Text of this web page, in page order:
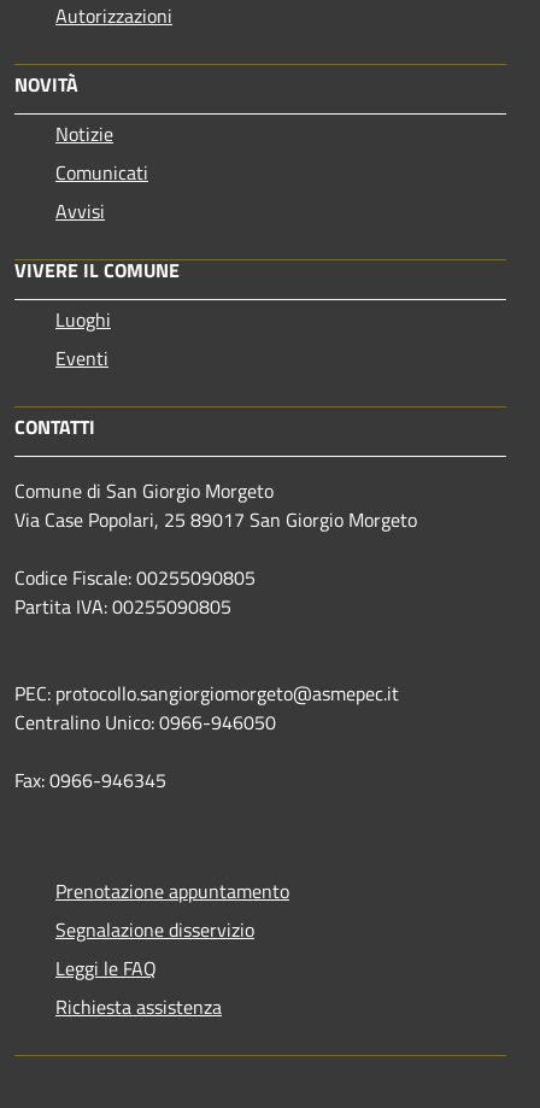
Autorizzazioni
NOVITÀ
Notizie
Comunicati
Avvisi
VIVERE IL COMUNE
Luoghi
Eventi
CONTATTI
Comune di San Giorgio Morgeto
Via Case Popolari, 25 89017 San Giorgio Morgeto
Codice Fiscale: 00255090805
Partita IVA: 00255090805
PEC: protocollo.sangiorgiomorgeto@asmepec.it
Centralino Unico: 0966-946050
Fax: 0966-946345
Prenotazione appuntamento
Segnalazione disservizio
Leggi le FAQ
Richiesta assistenza